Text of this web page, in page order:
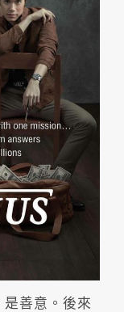
善意。後來